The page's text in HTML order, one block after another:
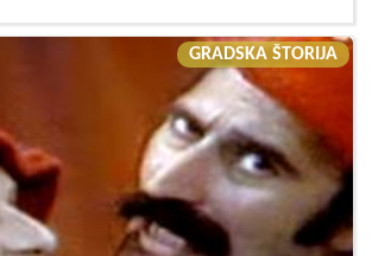
GRADSKA ŠTORIJA